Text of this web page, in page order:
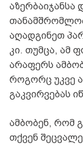
აზერბაიჯანსა
აღადგინეთ
კი. თუმცა, ამ
არაფერს
როგორც უკვე
გაკვირვებას
ამბობენ, რომ
თქვენ